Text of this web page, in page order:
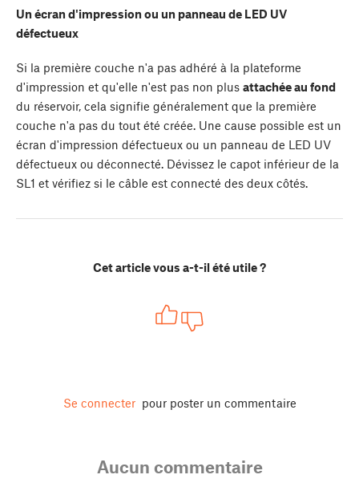
Un écran d'impression ou un panneau de LED UV
défectueux
Si la première couche n'a pas adhéré à la plateforme
d'impression et qu'elle n'est pas non plus attachée au fond
du réservoir, cela signifie généralement que la première
couche n'a pas du tout été créée. Une cause possible est un
écran d'impression défectueux ou un panneau de LED UV
défectueux ou déconnecté. Dévissez le capot inférieur de la
SL1 et vérifiez si le câble est connecté des deux côtés.
Cet article vous a-t-il été utile ?
Se connecter pour poster un commentaire
Aucun commentaire